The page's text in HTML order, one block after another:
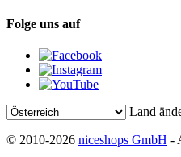
Folge uns auf
Land
© 2010-2026 niceshops GmbH -